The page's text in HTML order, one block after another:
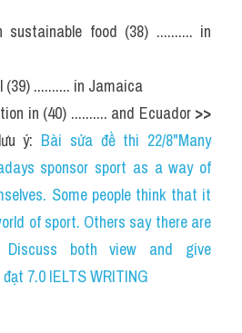
sustainable food (38) .......... in
(39) .......... in Jamaica
in (40) .......... and Ecuador
ý: Bài sửa đề thi 22/8"Many
sponsor sport as a way of
Some people think that it
of sport. Others say there are
Discuss both view and give
7.0 IELTS WRITING